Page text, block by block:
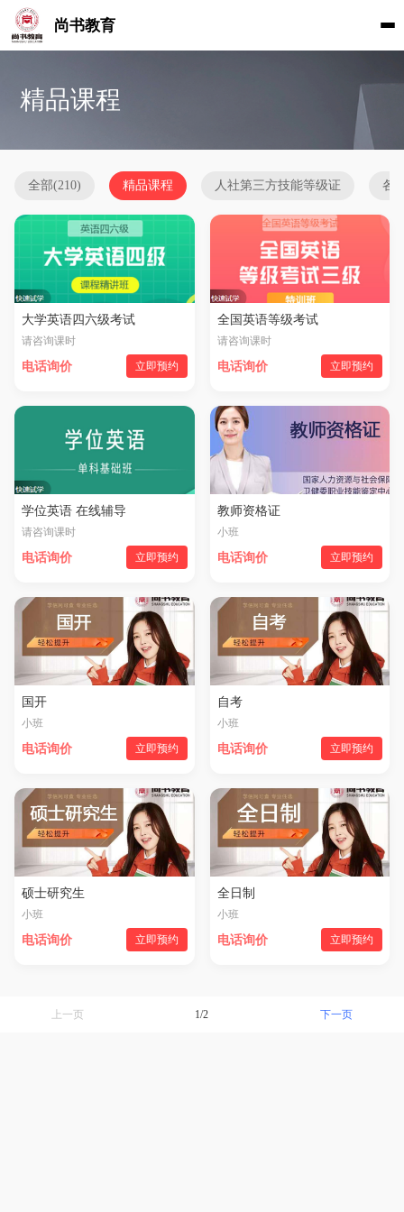
尚书教育
精品课程
全部(210) 精品课程 人社第三方技能等级证 各
大学英语四六级考试
请咨询课时
电话询价 立即预约
全国英语等级考试
请咨询课时
电话询价 立即预约
学位英语 在线辅导
请咨询课时
电话询价 立即预约
教师资格证
小班
电话询价 立即预约
国开
小班
电话询价 立即预约
自考
小班
电话询价 立即预约
硕士研究生
小班
电话询价 立即预约
全日制
小班
电话询价 立即预约
上一页 1/2 下一页